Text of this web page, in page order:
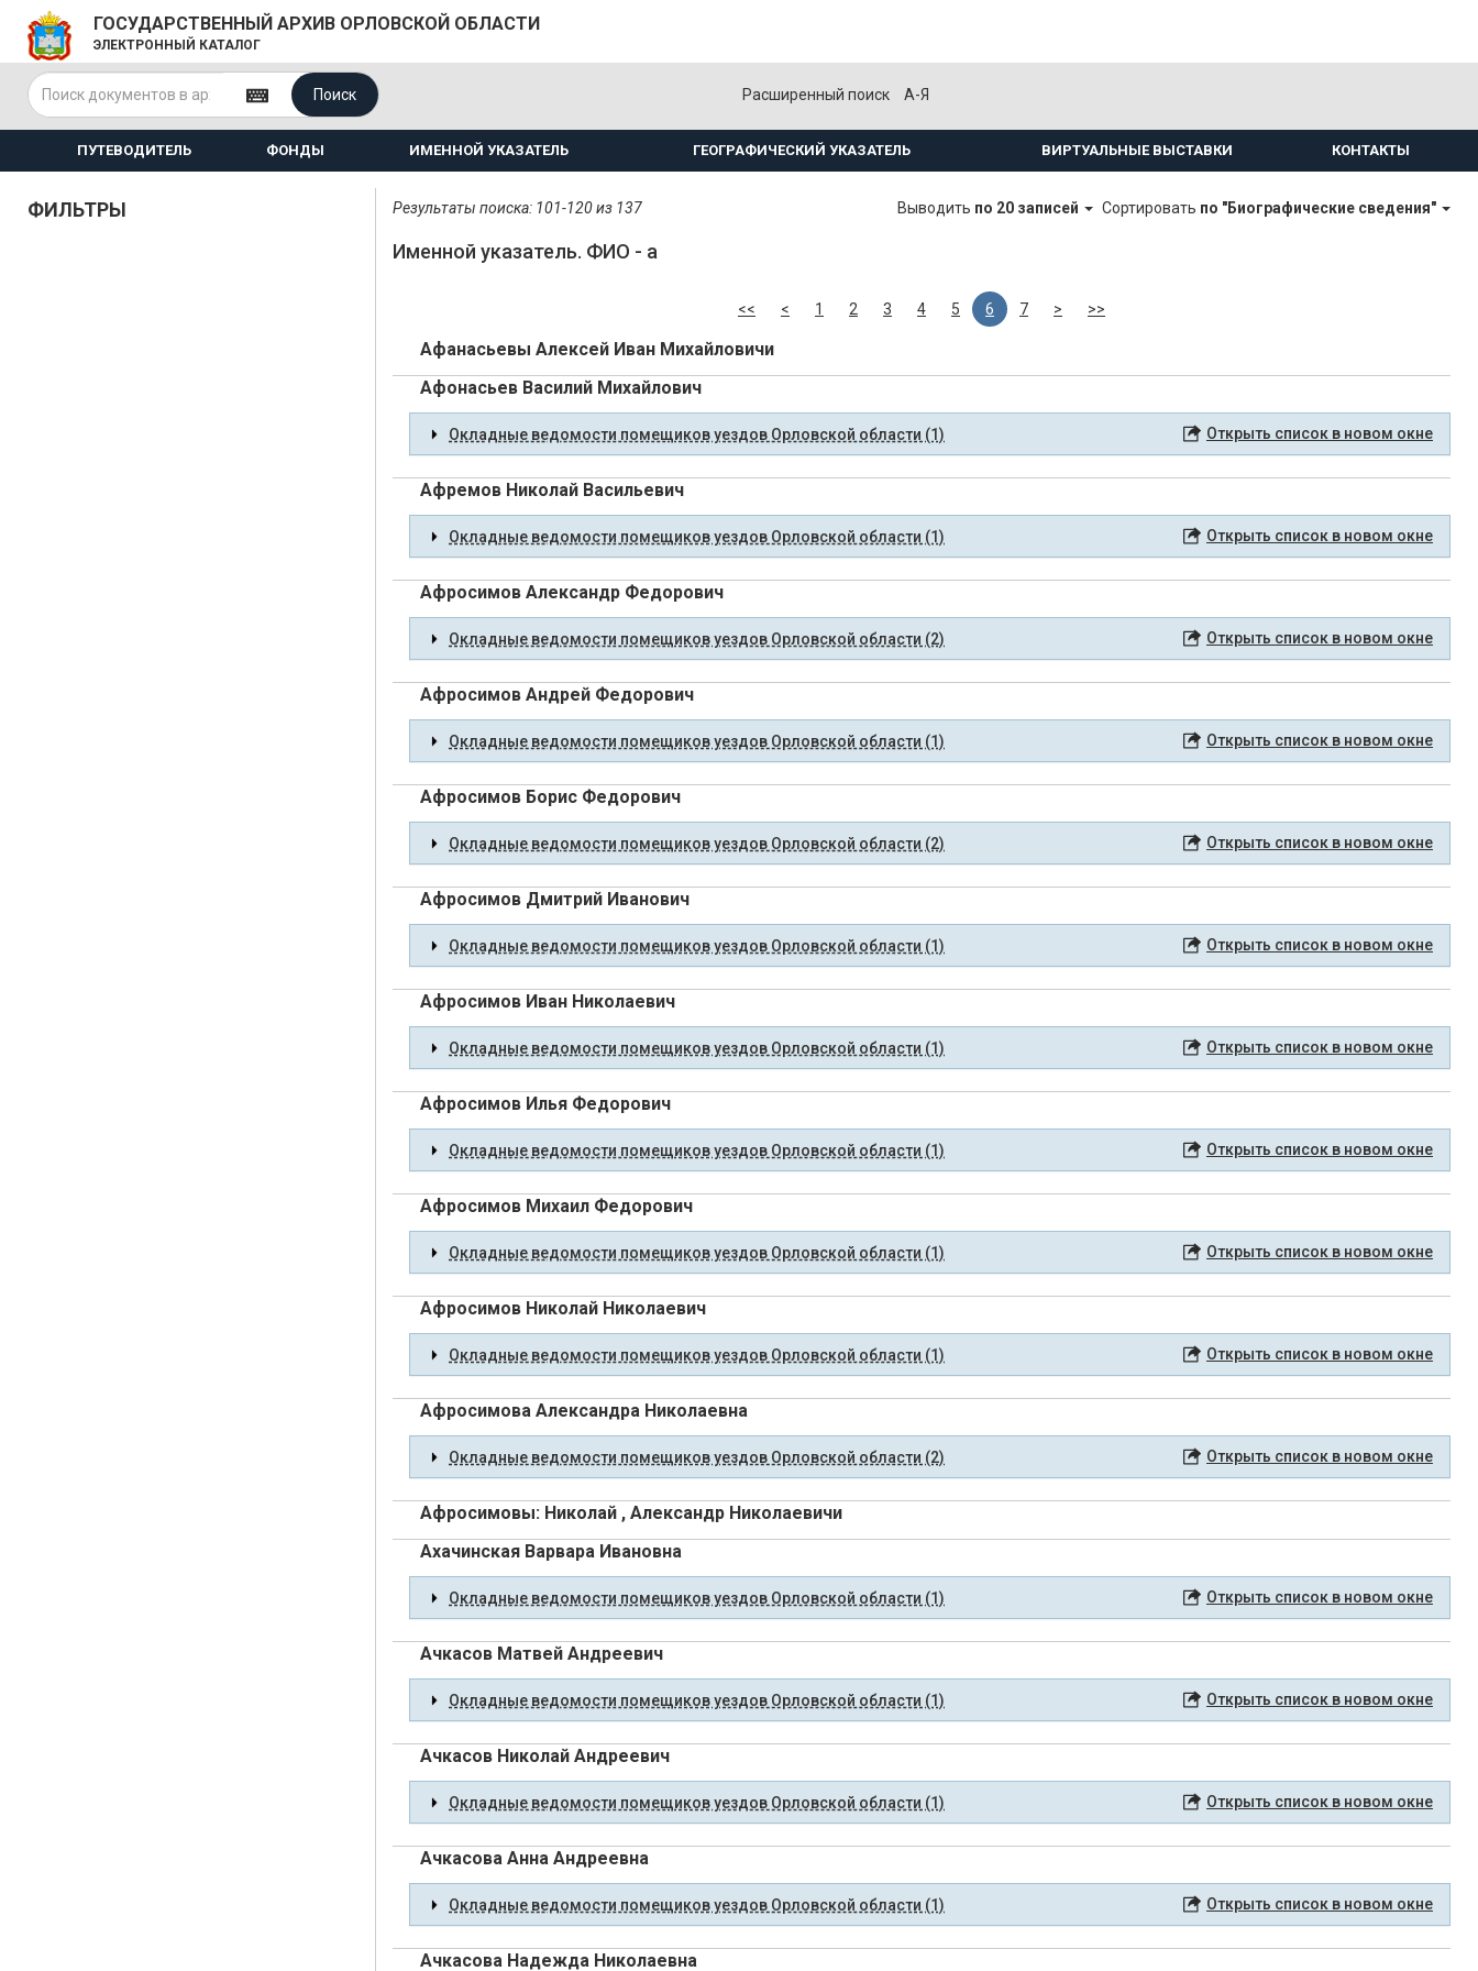
ГОСУДАРСТВЕННЫЙ АРХИВ ОРЛОВСКОЙ ОБЛАСТИ
ЭЛЕКТРОННЫЙ КАТАЛОГ
Поиск Расширенный поиск А-Я
ПУТЕВОДИТЕЛЬ ФОНДЫ ИМЕННОЙ УКАЗАТЕЛЬ ГЕОГРАФИЧЕСКИЙ УКАЗАТЕЛЬ ВИРТУАЛЬНЫЕ ВЫСТАВКИ КОНТАКТЫ
ФИЛЬТРЫ Результаты поиска: 101-120 из 137 Выводить по 20 записей Сортировать по "Биографические сведения"
Именной указатель. ФИО - а
<< < 1 2 3 4 5 6 7 > >>
Афанасьевы Алексей Иван Михайловичи
Афонасьев Василий Михайлович
Окладные ведомости помещиков уездов Орловской области (1) Открыть список в новом окне
Афремов Николай Васильевич
Окладные ведомости помещиков уездов Орловской области (1) Открыть список в новом окне
Афросимов Александр Федорович
Окладные ведомости помещиков уездов Орловской области (2) Открыть список в новом окне
Афросимов Андрей Федорович
Окладные ведомости помещиков уездов Орловской области (1) Открыть список в новом окне
Афросимов Борис Федорович
Окладные ведомости помещиков уездов Орловской области (2) Открыть список в новом окне
Афросимов Дмитрий Иванович
Окладные ведомости помещиков уездов Орловской области (1) Открыть список в новом окне
Афросимов Иван Николаевич
Окладные ведомости помещиков уездов Орловской области (1) Открыть список в новом окне
Афросимов Илья Федорович
Окладные ведомости помещиков уездов Орловской области (1) Открыть список в новом окне
Афросимов Михаил Федорович
Окладные ведомости помещиков уездов Орловской области (1) Открыть список в новом окне
Афросимов Николай Николаевич
Окладные ведомости помещиков уездов Орловской области (1) Открыть список в новом окне
Афросимова Александра Николаевна
Окладные ведомости помещиков уездов Орловской области (2) Открыть список в новом окне
Афросимовы: Николай , Александр Николаевичи
Ахачинская Варвара Ивановна
Окладные ведомости помещиков уездов Орловской области (1) Открыть список в новом окне
Ачкасов Матвей Андреевич
Окладные ведомости помещиков уездов Орловской области (1) Открыть список в новом окне
Ачкасов Николай Андреевич
Окладные ведомости помещиков уездов Орловской области (1) Открыть список в новом окне
Ачкасова Анна Андреевна
Окладные ведомости помещиков уездов Орловской области (1) Открыть список в новом окне
Ачкасова Надежда Николаевна